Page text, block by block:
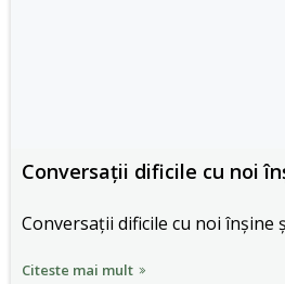
Conversații dificile cu noi
Conversații dificile cu noi înșine
Citeste mai mult